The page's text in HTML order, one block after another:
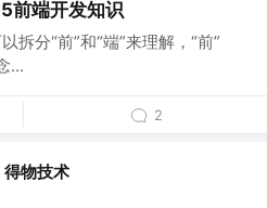
前端开发知识
拆分“前”和“端”来理解，“前”
...
2
得物技术